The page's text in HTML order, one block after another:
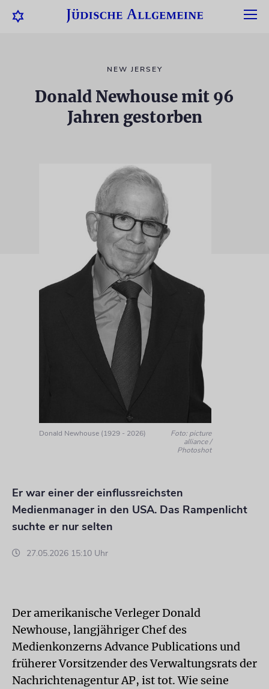
NEW JERSEY
Donald Newhouse mit 96
Jahren gestorben
Donald Newhouse (1929 - 2026)
Foto: picture
alliance /
Photoshot
Er war einer der einflussreichsten
Medienmanager in den USA. Das Rampenlicht
suchte er nur selten
27.05.2026 15:10 Uhr
Der amerikanische Verleger Donald
Newhouse, langjähriger Chef des
Medienkonzerns Advance Publications und
früherer Vorsitzender des Verwaltungsrats der
Nachrichtenagentur AP, ist tot. Wie seine